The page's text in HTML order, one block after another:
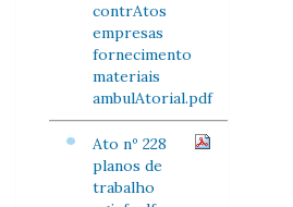
contrAtos
empresas
fornecimento
materiais
ambulAtorial.pdf
Ato nº 228
planos de
trabalho